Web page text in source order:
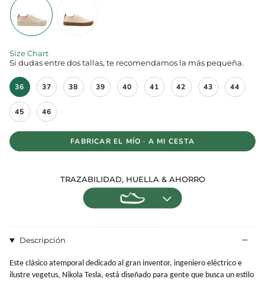
o
l
o
Size Chart
‍Si dudas entre dos tallas, te recomendamos la más pequeña.
T
a
l
a
36 37 38 39 40 41 42 43 44
45 46
FABRICAR EL MÍO · A MI CESTA
TRAZABILIDAD, HUELLA & AHORRO
Descripción
Este clásico atemporal dedicado al gran inventor, ingeniero eléctrico e
ilustre vegetus, Nikola Tesla, está diseñado para gente que busca un estilo